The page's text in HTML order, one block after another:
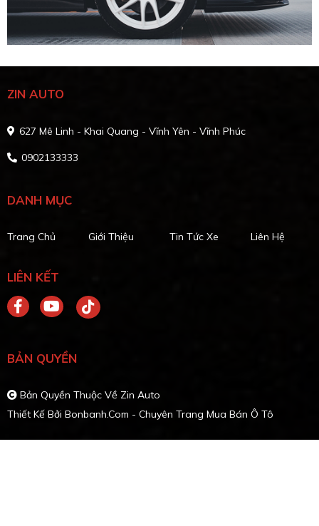
ZIN AUTO
627 Mê Linh - Khai Quang - Vĩnh Yên - Vĩnh Phúc
0902133333
DANH MỤC
Trang Chủ Giới Thiệu Tin Tức Xe Liên Hệ
LIÊN KẾT
BẢN QUYỀN
Bản Quyền Thuộc Về Zin Auto
Thiết Kế Bởi Bonbanh.com - Chuyên Trang Mua Bán Ô Tô